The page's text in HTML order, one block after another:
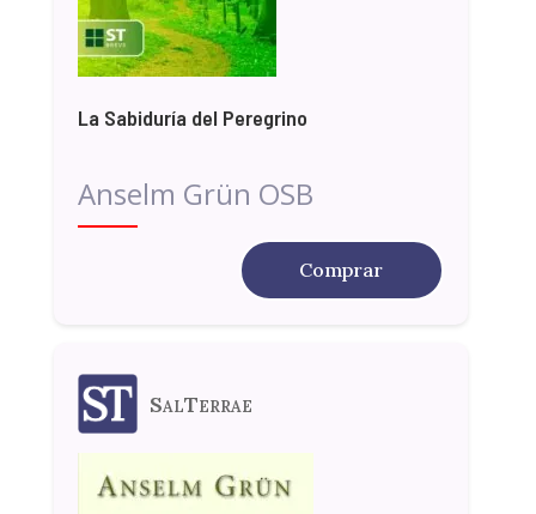
La Sabiduría del Peregrino
Anselm Grün OSB
Comprar
SalTerrae